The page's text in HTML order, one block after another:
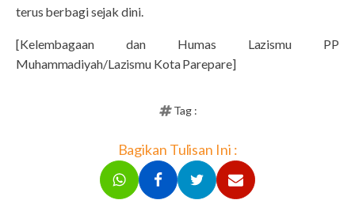
terus berbagi sejak dini.
[Kelembagaan dan Humas Lazismu PP
Muhammadiyah/Lazismu Kota Parepare]
Tag :
Bagikan Tulisan Ini :